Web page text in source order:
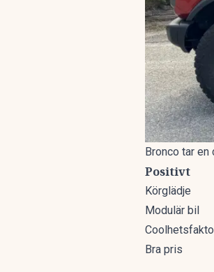
Bronco tar
Positivt
Körglädje
Modulär bil
Bra pris